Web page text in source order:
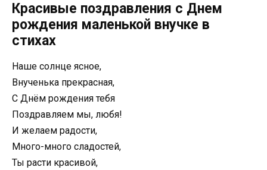
Красивые поздравления с Днем
рождения маленькой внучке в
стихах
Наше солнце ясное,
Внученька прекрасная,
С Днём рождения тебя
Поздравляем мы, любя!
И желаем радости,
Много-много сладостей,
Ты расти красивой,